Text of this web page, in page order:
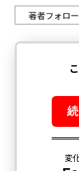
著者フォロー